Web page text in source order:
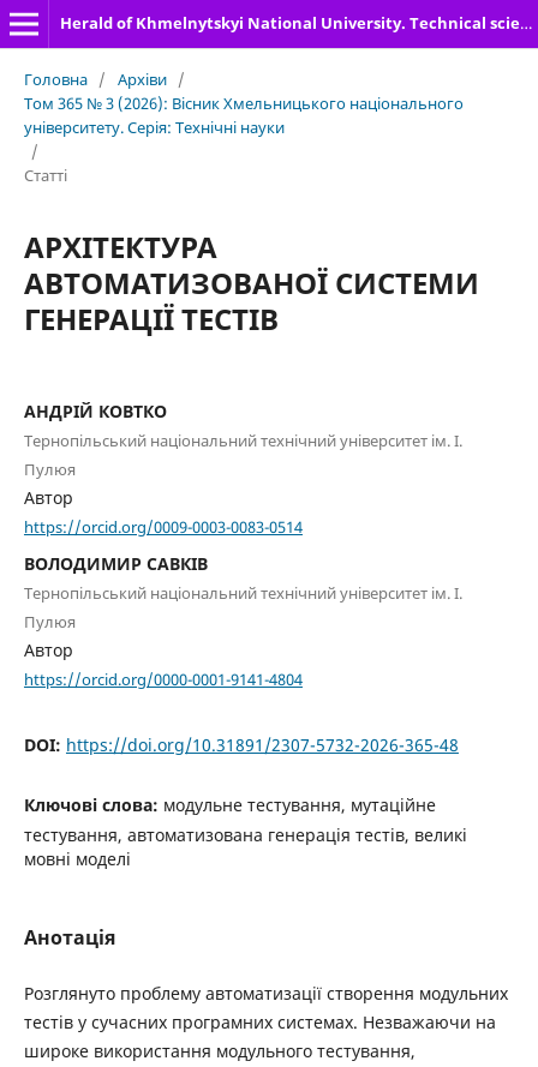
Herald of Khmelnytskyi National University. Technical sciences
Головна / Архіви /
Том 365 № 3 (2026): Вісник Хмельницького національного
університету. Серія: Технічні науки
/
Статті
АРХІТЕКТУРА
АВТОМАТИЗОВАНОЇ СИСТЕМИ
ГЕНЕРАЦІЇ ТЕСТІВ
АНДРІЙ КОВТКО
Тернопільський національний технічний університет ім. І.
Пулюя
Автор
https://orcid.org/0009-0003-0083-0514
ВОЛОДИМИР САВКІВ
Тернопільський національний технічний університет ім. І.
Пулюя
Автор
https://orcid.org/0000-0001-9141-4804
DOI: https://doi.org/10.31891/2307-5732-2026-365-48
Ключові слова: модульне тестування, мутаційне
тестування, автоматизована генерація тестів, великі
мовні моделі
Анотація
Розглянуто проблему автоматизації створення модульних
тестів у сучасних програмних системах. Незважаючи на
широке використання модульного тестування,